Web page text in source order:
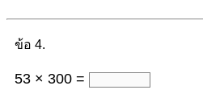
ข้อ 4.
53 × 300 =